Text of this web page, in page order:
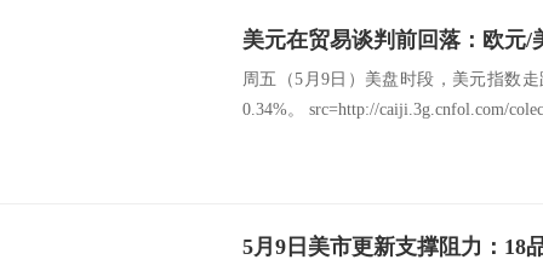
周五（5月9日）美盘时段，美元指数走
0.34%。 src=http://caiji.3g.cnfol.com/